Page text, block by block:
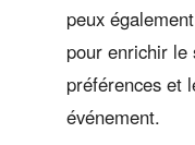
peux
pour enrichir le
préférences et
événement.